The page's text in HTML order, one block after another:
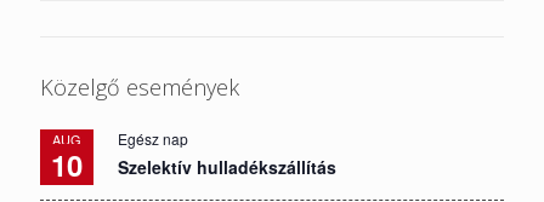
Közelgő események
AUG
10
Egész nap
Szelektív hulladékszállítás